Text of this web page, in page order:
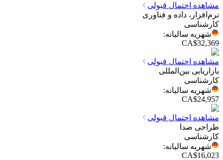
مشاهده احتمال قبولی
نرم‌افزار، داده و فناوری
کارشناسی
شهریه سالیانه:
CA$32,369
مشاهده احتمال قبولی
بازاریابی بین‌المللی
کارشناسی
شهریه سالیانه:
CA$24,957
مشاهده احتمال قبولی
طراحی صدا
کارشناسی
شهریه سالیانه:
CA$16,023